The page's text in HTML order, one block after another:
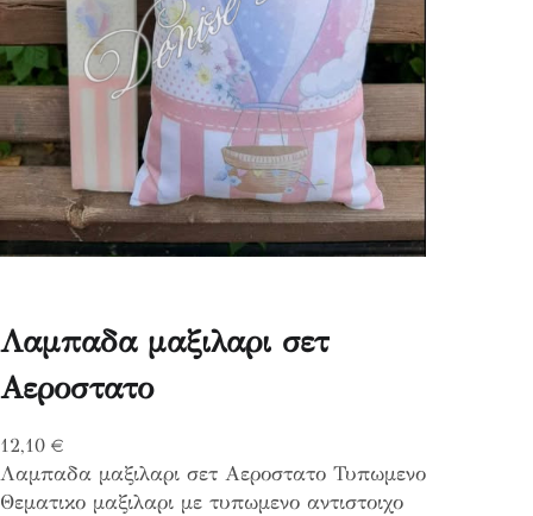
Λαμπαδα μαξιλαρι σετ
Αεροστατο
12,10 €
Λαμπαδα μαξιλαρι σετ Αεροστατο Τυπωμενο
Θεματικο μαξιλαρι με τυπωμενο αντιστοιχο